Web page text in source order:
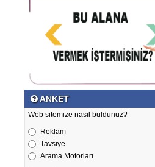
ANKET
Web sitemize nasıl buldunuz?
Reklam
Tavsiye
Arama Motorları